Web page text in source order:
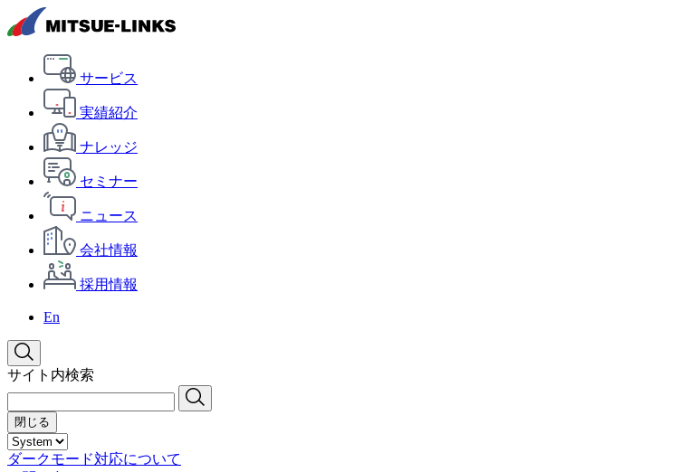
サービス
実績紹介
ナレッジ
セミナー
ニュース
会社情報
採用情報
En
サイト内検索
閉じる
ダークモード対応について